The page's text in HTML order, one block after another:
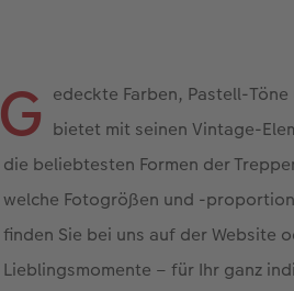
G edeckte Farben, Pastell-
bietet mit seinen Vintage-
die beliebtesten Formen der
welche Fotogrößen und -
finden Sie bei uns auf der Website
Lieblingsmomente – für Ihr ganz